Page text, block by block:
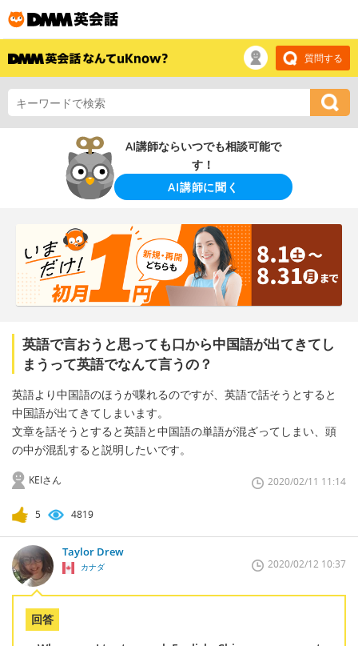
質問する
AI講師ならいつでも相談可能で
す！
AI講師に聞く
英語で言おうと思っても口から中国語が出てきてし
まうって英語でなんて言うの？
英語より中国語のほうが喋れるのですが、英語で話そうとすると
中国語が出てきてしまいます。
文章を話そうとすると英語と中国語の単語が混ざってしまい、頭
の中が混乱すると説明したいです。
KEIさん 2020/02/11 11:14
5 4819
Taylor Drew
カナダ 2020/02/12 10:37
回答